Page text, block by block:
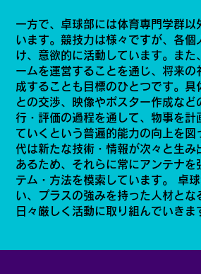
一方で、卓球部には体育専門学群以
います。競技力は様々ですが、各個
け、意欲的に活動しています。また
ームを運営することを通じ、将来の
成することも目標のひとつです。具
との交渉、映像やポスター作成など
行・評価の過程を通して、物事を計
ていくという普遍的能力の向上を図
代は新たな技術・情報が次々と生み
あるため、それらに常にアンテナを
テム・方法を模索しています。 卓
い、プラスの強みを持った人材とな
日々厳しく活動に取り組んでいきま